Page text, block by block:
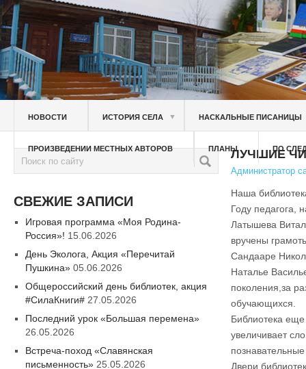
НОВОСТИ ИСТОРИЯ СЕЛА ▼ НАСКАЛЬНЫЕ ПИСАНИЦЫ
ПРОИЗВЕДЕНИИ МЕСТНЫХ АВТОРОВ ПЛАНЫ ПО
ЛУЧШИЕ
Администратор
Наша
Году педагога,
Латышева
вручены
Сандааре
Наталье
поколения,за
обучающихся.
Библиотека
увеличивает
Двери
СВЕЖИЕ ЗАПИСИ
Игровая программа «Моя Родина-
Россия»! 15.06.2026
День Эколога, Акция «Перечитай
Пушкина» 05.06.2026
Общероссийский день библиотек, акция
#СилаКниги# 27.05.2026
Последний урок «Большая перемена»
26.05.2026
Встреча-поход «Славянская
письменность» 25.05.2026